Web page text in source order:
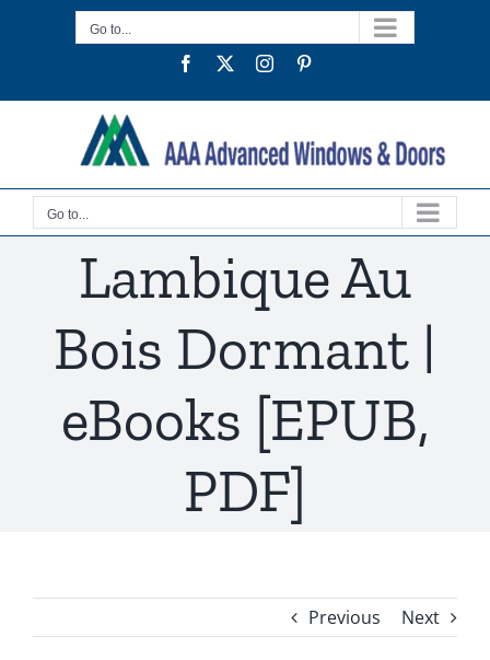
Go to...
Facebook
TwitterInstagram
Go to...
Lambique Au
Bois Dormant |
eBooks [EPUB,
PDF]
Previous Next